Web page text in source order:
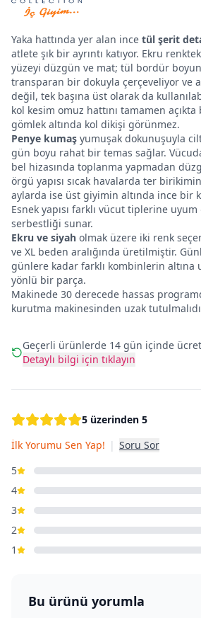
Yaka hattında yer alan ince tül şerit
atlete şık bir ayrıntı katıyor. Ekru
yüzeyi düzgün ve mat; tül bordür
transparan bir dokuyla çerçeveliyor ve
değil, tek başına üst olarak da
kol kesim omuz hattını tamamen açıkta
gömlek altında kol dikişi görünmez.
Penye kumaş yumuşak dokunuşuyla
gün boyu rahat bir temas sağlar.
bel hizasında toplanma yapmadan
örgü yapısı sıcak havalarda ter
aylarda ise üst giyimin altında ince bir
Esnek yapısı farklı vücut tiplerine
serbestliği sunar.
Ekru ve siyah olmak üzere iki renk
ve XL beden aralığında üretilmiştir.
günlere kadar farklı kombinlerin altına
yönlü bir parça.
Makinede 30 derecede hassas
kurutma makinesinden uzak
Geçerli ürünlerde 14 gün içinde
Detaylı bilgi için tıklayın
5 üzerinden 5
İlk Yorumu Sen Yap! | Soru Sor
5
4
3
2
1
Bu ürünü yorumla